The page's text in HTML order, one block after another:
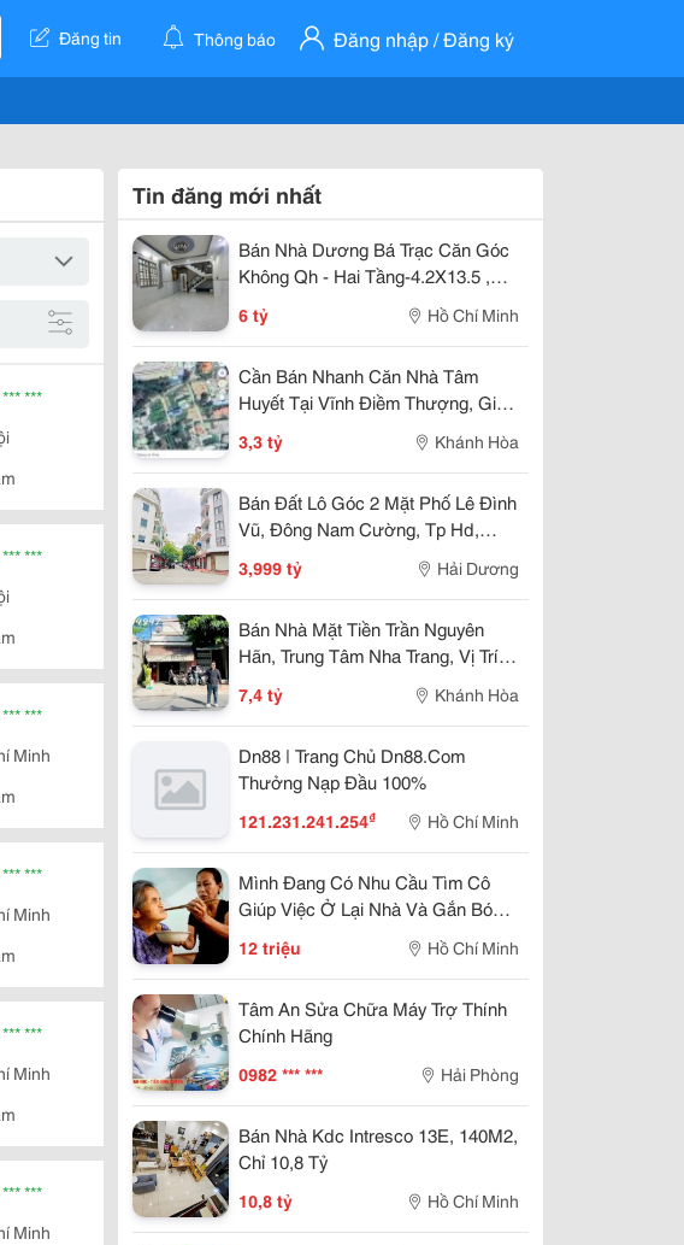
Đăng tin Thông báo Đăng nhập / Đăng ký
***
***
***
Minh
***
Minh
***
Minh
***
Minh
Tin đăng mới nhất
Bán Nhà Dương Bá Trạc Căn Góc
Không Qh - Hai Tầng-4.2X13.5 ,
6 tỷ Hồ Chí Minh
Cần Bán Nhanh Căn Nhà Tâm
Huyết Tại Vĩnh Điềm Thượng, Giá
3,3 tỷ Khánh Hòa
Bán Đất Lô Góc 2 Mặt Phố Lê Đình
Vũ, Đông Nam Cường, Tp Hd,
57.25M2, Đường 13.5M, 3.X Tỷ
3,999 tỷ Hải Dương
Bán Nhà Mặt Tiền Trần Nguyên
Hãn, Trung Tâm Nha Trang, Vị Trí
Kinh Doanh Đẹp, Giá 7,4 Tỷ
7,4 tỷ Khánh Hòa
Dn88 | Trang Chủ Dn88.Com
Thưởng Nạp Đầu 100%
121.231.241.254₫ Hồ Chí Minh
Mình Đang Có Nhu Cầu Tìm Cô
Giúp Việc Ở Lại Nhà Và Gắn Bó
12 triệu Hồ Chí Minh
Tâm An Sửa Chữa Máy Trợ Thính
Chính Hãng
0982 *** *** Hải Phòng
Bán Nhà Kdc Intresco 13E, 140M2,
Chỉ 10,8 Tỷ
10,8 tỷ Hồ Chí Minh